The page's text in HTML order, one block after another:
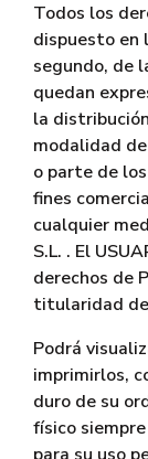
Todos los
dispuesto en
segundo, de
quedan
la
modalidad
o parte de
fines
cualquier
S.L. . El
derechos de
titularidad de
Podrá
imprimirlos,
duro de su
físico